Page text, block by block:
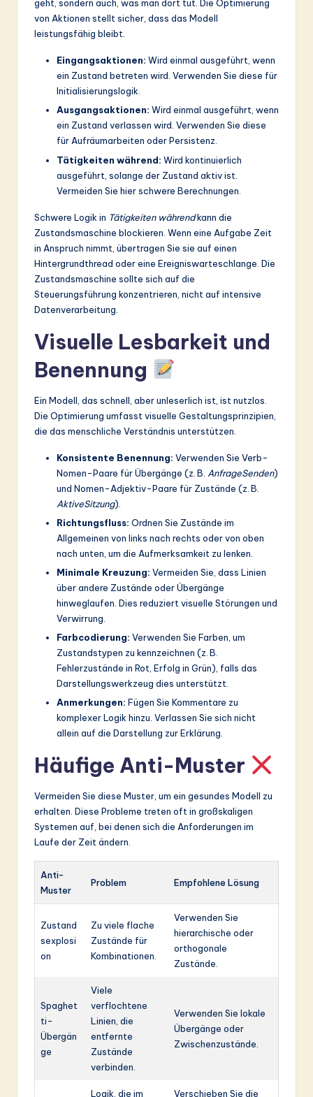
geht, sondern auch, was man dort tut. Die Optimierung
von Aktionen stellt sicher, dass das Modell
leistungsfähig bleibt.
Eingangsaktionen: Wird einmal ausgeführt, wenn
ein Zustand betreten wird. Verwenden Sie diese für
Initialisierungslogik.
Ausgangsaktionen: Wird einmal ausgeführt, wenn
ein Zustand verlassen wird. Verwenden Sie diese
für Aufräumarbeiten oder Persistenz.
Tätigkeiten während: Wird kontinuierlich
ausgeführt, solange der Zustand aktiv ist.
Vermeiden Sie hier schwere Berechnungen.
Schwere Logik in Tätigkeiten währendkann die
Zustandsmaschine blockieren. Wenn eine Aufgabe Zeit
in Anspruch nimmt, übertragen Sie sie auf einen
Hintergrundthread oder eine Ereigniswarteschlange. Die
Zustandsmaschine sollte sich auf die
Steuerungsführung konzentrieren, nicht auf intensive
Datenverarbeitung.
Visuelle Lesbarkeit und
Benennung
Ein Modell, das schnell, aber unleserlich ist, ist nutzlos.
Die Optimierung umfasst visuelle Gestaltungsprinzipien,
die das menschliche Verständnis unterstützen.
Konsistente Benennung: Verwenden Sie Verb-
Nomen-Paare für Übergänge (z. B. AnfrageSenden)
und Nomen-Adjektiv-Paare für Zustände (z. B.
AktiveSitzung).
Richtungsfluss: Ordnen Sie Zustände im
Allgemeinen von links nach rechts oder von oben
nach unten, um die Aufmerksamkeit zu lenken.
Minimale Kreuzung: Vermeiden Sie, dass Linien
über andere Zustände oder Übergänge
hinweglaufen. Dies reduziert visuelle Störungen und
Verwirrung.
Farbcodierung: Verwenden Sie Farben, um
Zustandstypen zu kennzeichnen (z. B.
Fehlerzustände in Rot, Erfolg in Grün), falls das
Darstellungswerkzeug dies unterstützt.
Anmerkungen: Fügen Sie Kommentare zu
komplexer Logik hinzu. Verlassen Sie sich nicht
allein auf die Darstellung zur Erklärung.
Häufige Anti-Muster
Vermeiden Sie diese Muster, um ein gesundes Modell zu
erhalten. Diese Probleme treten oft in großskaligen
Systemen auf, bei denen sich die Anforderungen im
Laufe der Zeit ändern.
Anti-
Muster
Problem Empfohlene Lösung
Zustand
sexplosi
on
Zu viele flache
Zustände für
Kombinationen.
Verwenden Sie
hierarchische oder
orthogonale
Zustände.
Spaghet
ti-
Übergän
ge
Viele
verflochtene
Linien, die
entfernte
Zustände
verbinden.
Verwenden Sie lokale
Übergänge oder
Zwischenzustände.
Logik, die im
Verschieben Sie die